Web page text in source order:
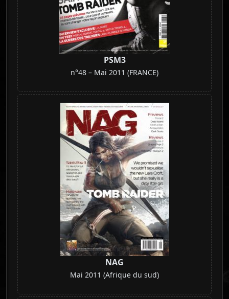
PSM3
n°48 – Mai 2011 (FRANCE)
NAG
Mai 2011 (Afrique du sud)